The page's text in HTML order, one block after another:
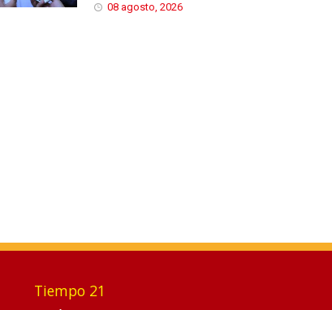
08 agosto, 2026
Tiempo 21